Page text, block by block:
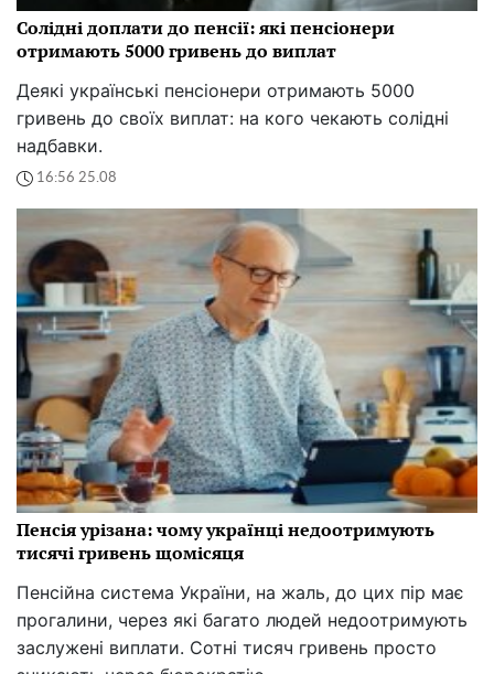
Солідні доплати до пенсії: які пенсіонери
отримають 5000 гривень до виплат
Деякі українські пенсіонери отримають 5000
гривень до своїх виплат: на кого чекають солідні
надбавки.
16:56 25.08
Пенсія урізана: чому українці недоотримують
тисячі гривень щомісяця
Пенсійна система України, на жаль, до цих пір має
прогалини, через які багато людей недоотримують
заслужені виплати. Сотні тисяч гривень просто